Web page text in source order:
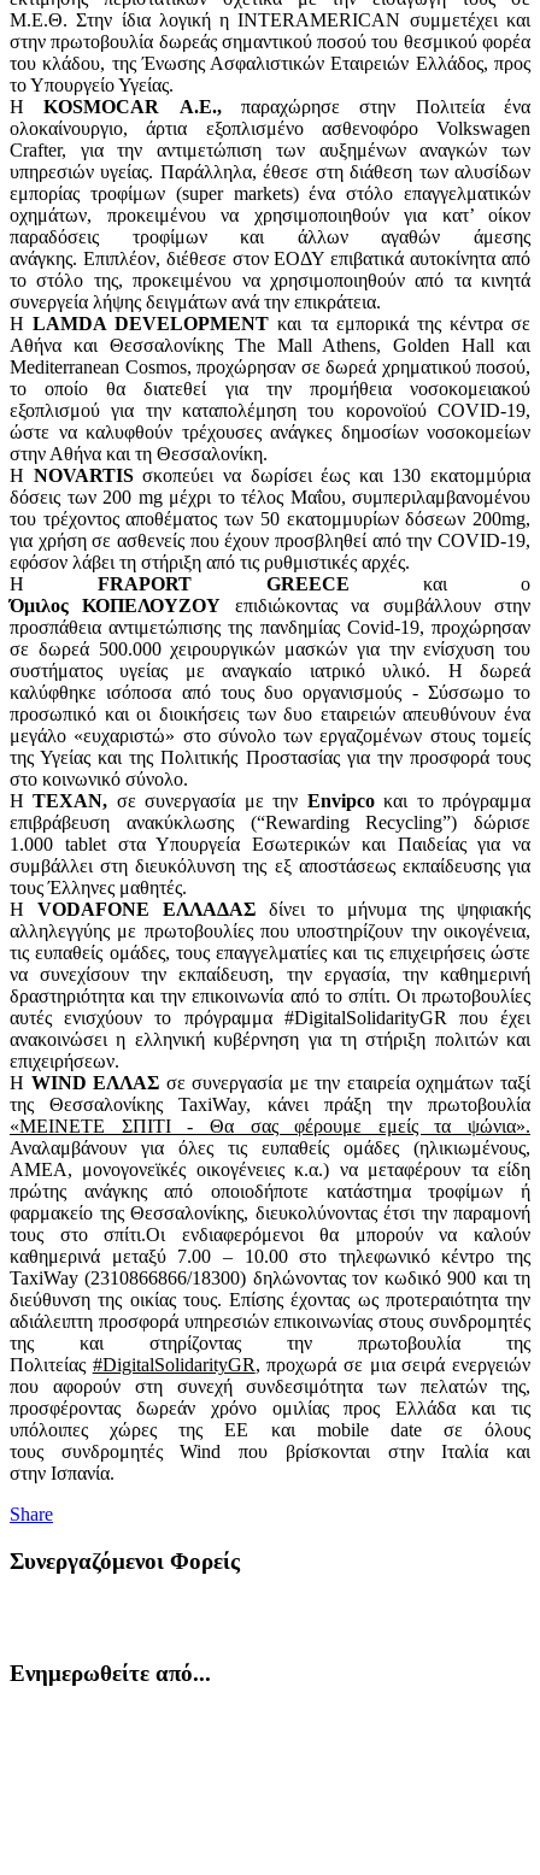
Μ.Ε.Θ. Στην ίδια λογική η INTERAMERICAN συμμετέχει και
στην πρωτοβουλία δωρεάς σημαντικού ποσού του θεσμικού φορέα
του κλάδου, της Ένωσης Ασφαλιστικών Εταιρειών Ελλάδος, προς
το Υπουργείο Υγείας.
ΗKOSMOCAR Α.Ε.,παραχώρησε στην Πολιτεία ένα
ολοκαίνουργιο, άρτια εξοπλισμένο ασθενοφόρο Volkswagen
Crafter, για την αντιμετώπιση των αυξημένων αναγκών των
υπηρεσιών υγείας. Παράλληλα, έθεσε στη διάθεση των αλυσίδων
εμπορίας τροφίμων (super markets) ένα στόλο επαγγελματικών
οχημάτων, προκειμένου να χρησιμοποιηθούν για κατ’ οίκον
παραδόσεις τροφίμων και άλλων αγαθών άμεσης
ανάγκης. Επιπλέον, διέθεσε στον ΕΟΔΥ επιβατικά αυτοκίνητα από
το στόλο της, προκειμένου να χρησιμοποιηθούν από τα κινητά
συνεργεία λήψης δειγμάτων ανά την επικράτεια.
ΗLAMDA DEVELOPMENT και τα εμπορικά της κέντρα σε
Αθήνα και Θεσσαλονίκης The Mall Athens, Golden Hall και
Mediterranean Cosmos, προχώρησαν σε δωρεά χρηματικού ποσού,
το οποίο θα διατεθεί για την προμήθεια νοσοκομειακού
εξοπλισμού για την καταπολέμηση του κορονοϊού COVID-19,
ώστε να καλυφθούν τρέχουσες ανάγκες δημοσίων νοσοκομείων
στην Αθήνα και τη Θεσσαλονίκη.
Η NOVARTISσκοπεύει να δωρίσει έως και 130 εκατομμύρια
δόσεις των 200 mg μέχρι το τέλος Μαΐου, συμπεριλαμβανομένου
του τρέχοντος αποθέματος των 50 εκατομμυρίων δόσεων 200mg,
για χρήση σε ασθενείς που έχουν προσβληθεί από την COVID-19,
εφόσον λάβει τη στήριξη από τις ρυθμιστικές αρχές.
HFRAPORT GREECE και ο
Όμιλος ΚΟΠΕΛΟΥΖΟΥ επιδιώκοντας να συμβάλλουν στην
προσπάθεια αντιμετώπισης της πανδημίας Covid-19, προχώρησαν
σε δωρεά 500.000 χειρουργικών μασκών για την ενίσχυση του
συστήματος υγείας με αναγκαίο ιατρικό υλικό. Η δωρεά
καλύφθηκε ισόποσα από τους δυο οργανισμούς - Σύσσωμο το
προσωπικό και οι διοικήσεις των δυο εταιρειών απευθύνουν ένα
μεγάλο «ευχαριστώ» στο σύνολο των εργαζομένων στους τομείς
της Υγείας και της Πολιτικής Προστασίας για την προσφορά τους
στο κοινωνικό σύνολο.
ΗTEXAN, σε συνεργασία με την Envipcoκαι το πρόγραμμα
επιβράβευση ανακύκλωσης (“Rewarding Recycling”) δώρισε
1.000 tablet στα Υπουργεία Εσωτερικών και Παιδείας για να
συμβάλλει στη διευκόλυνση της εξ αποστάσεως εκπαίδευσης για
τους Έλληνες μαθητές.
Η VODAFONE ΕΛΛΑΔΑΣδίνει το μήνυμα της ψηφιακής
αλληλεγγύης με πρωτοβουλίες που υποστηρίζουν την οικογένεια,
τις ευπαθείς ομάδες, τους επαγγελματίες και τις επιχειρήσεις ώστε
να συνεχίσουν την εκπαίδευση, την εργασία, την καθημερινή
δραστηριότητα και την επικοινωνία από το σπίτι. Οι πρωτοβουλίες
αυτές ενισχύουν το πρόγραμμα #DigitalSolidarityGR που έχει
ανακοινώσει η ελληνική κυβέρνηση για τη στήριξη πολιτών και
επιχειρήσεων.
H WIND ΕΛΛΑΣ σε συνεργασία με την εταιρεία οχημάτων ταξί
της Θεσσαλονίκης TaxiWay, κάνει πράξη την πρωτοβουλία
«ΜΕΙΝΕΤΕ ΣΠΙΤΙ - Θα σας φέρουμε εμείς τα ψώνια».
Αναλαμβάνουν για όλες τις ευπαθείς ομάδες (ηλικιωμένους,
ΑΜΕΑ, μονογονεϊκές οικογένειες κ.α.) να μεταφέρουν τα είδη
πρώτης ανάγκης από οποιοδήποτε κατάστημα τροφίμων ή
φαρμακείο της Θεσσαλονίκης, διευκολύνοντας έτσι την παραμονή
τους στο σπίτι.Οι ενδιαφερόμενοι θα μπορούν να καλούν
καθημερινά μεταξύ 7.00 – 10.00 στο τηλεφωνικό κέντρο της
TaxiWay (2310866866/18300) δηλώνοντας τον κωδικό 900 και τη
διεύθυνση της οικίας τους. Επίσης έχοντας ως προτεραιότητα την
αδιάλειπτη προσφορά υπηρεσιών επικοινωνίας στους συνδρομητές
της και στηρίζοντας την πρωτοβουλία της
Πολιτείας #DigitalSolidarityGR, προχωρά σε μια σειρά ενεργειών
που αφορούν στη συνεχή συνδεσιμότητα των πελατών της,
προσφέροντας δωρεάν χρόνο ομιλίας προς Ελλάδα και τις
υπόλοιπες χώρες της ΕΕ και mobile date σε όλους
τους συνδρομητές Wind που βρίσκονται στην Ιταλία και
στην Ισπανία.
Share
Συνεργαζόμενοι Φορείς
Ενημερωθείτε από...